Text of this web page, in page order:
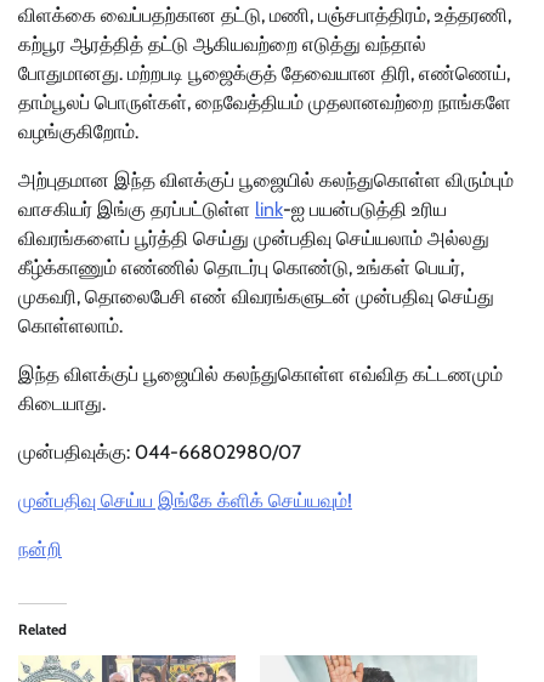
விளக்கை வைப்பதற்கான தட்டு, மணி, பஞ்சபாத்திரம், உத்தரணி,
கற்பூர ஆரத்தித் தட்டு ஆகியவற்றை எடுத்து வந்தால்
போதுமானது. மற்றபடி பூஜைக்குத் தேவையான திரி, எண்ணெய்,
தாம்பூலப் பொருள்கள், நைவேத்தியம் முதலானவற்றை நாங்களே
வழங்குகிறோம்.
அற்புதமான இந்த விளக்குப் பூஜையில் கலந்துகொள்ள விரும்பும்
வாசகியர் இங்கு தரப்பட்டுள்ள link-ஐ பயன்படுத்தி உரிய
விவரங்களைப் பூர்த்தி செய்து முன்பதிவு செய்யலாம் அல்லது
கீழ்க்காணும் எண்ணில் தொடர்பு கொண்டு, உங்கள் பெயர்,
முகவரி, தொலைபேசி எண் விவரங்களுடன் முன்பதிவு செய்து
கொள்ளலாம்.
இந்த விளக்குப் பூஜையில் கலந்துகொள்ள எவ்வித கட்டணமும்
கிடையாது.
முன்பதிவுக்கு: 044-66802980/07
முன்பதிவு செய்ய இங்கே க்ளிக் செய்யவும்!
நன்றி
Related